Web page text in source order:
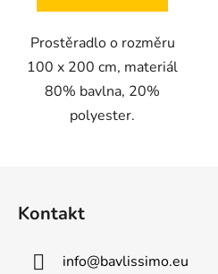
Prostěradlo o rozměru
100 x 200 cm, materiál
80% bavlna, 20%
polyester.
Kontakt
info@bavlissimo.eu